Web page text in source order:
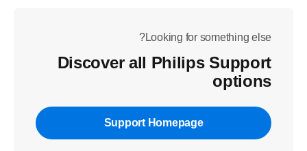
Looking for something else?
Discover all Philips Support
options
Support Homepage